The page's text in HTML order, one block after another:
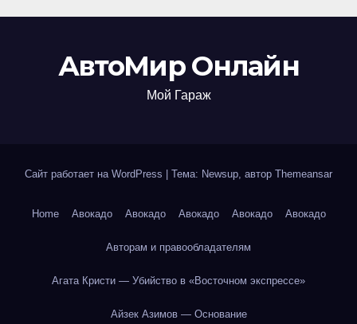
АвтоМир Онлайн
Мой Гараж
Сайт работает на WordPress Тема: Newsup, автор Themeansar
Home Авокадо Авокадо Авокадо Авокадо Авокадо
Авторам и правообладателям
Агата Кристи — Убийство в «Восточном экспрессе»
Айзек Азимов — Основание